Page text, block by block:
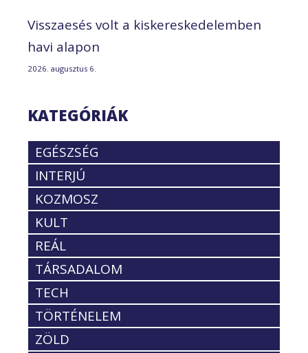
Visszaesés volt a kiskereskedelemben
havi alapon
2026. augusztus 6.
KATEGÓRIÁK
EGÉSZSÉG
INTERJÚ
KOZMOSZ
KULT
REÁL
TÁRSADALOM
TECH
TÖRTÉNELEM
ZÖLD